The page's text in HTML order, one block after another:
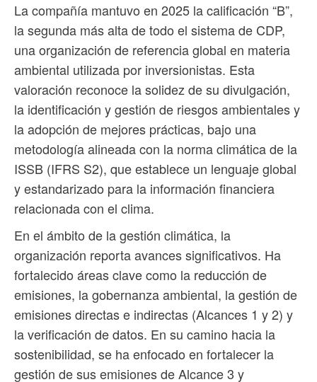
La compañía mantuvo en 2025 la calificación “B”,
la segunda más alta de todo el sistema de CDP,
una organización de referencia global en materia
ambiental utilizada por inversionistas. Esta
valoración reconoce la solidez de su divulgación,
la identificación y gestión de riesgos ambientales y
la adopción de mejores prácticas, bajo una
metodología alineada con la norma climática de la
ISSB (IFRS S2), que establece un lenguaje global
y estandarizado para la información financiera
relacionada con el clima.
En el ámbito de la gestión climática, la
organización reporta avances significativos. Ha
fortalecido áreas clave como la reducción de
emisiones, la gobernanza ambiental, la gestión de
emisiones directas e indirectas (Alcances 1 y 2) y
la verificación de datos. En su camino hacia la
sostenibilidad, se ha enfocado en fortalecer la
gestión de sus emisiones de Alcance 3 y